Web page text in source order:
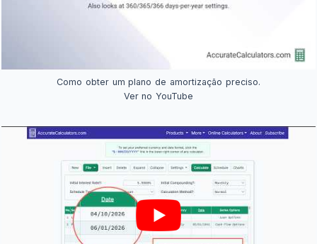
Como obter um plano de amortização preciso.
Ver no YouTube